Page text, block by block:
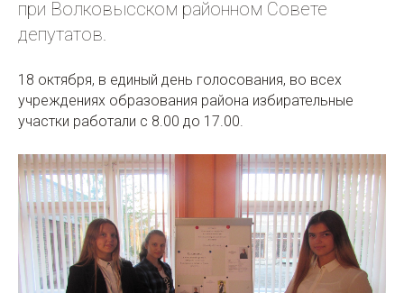
при Волковысском районном Совете
депутатов.
18 октября, в единый день голосования, во всех
учреждениях образования района избирательные
участки работали с 8.00 до 17.00.